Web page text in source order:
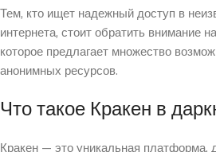
Тем, кто ищет надежный доступ в
интернета, стоит обратить внимание
которое предлагает множество
анонимных ресурсов.
Что такое Кракен в
Кракен — это уникальная платформа,